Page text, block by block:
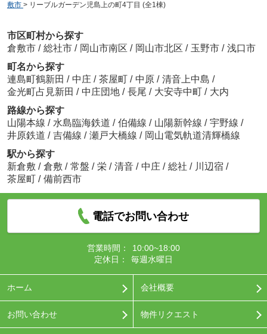
敷市 > リーブルガーデン児島上の町4丁目 (全1棟)
市区町村から探す
倉敷市 / 総社市 / 岡山市南区 / 岡山市北区 / 玉野市 / 浅口市
町名から探す
連島町鶴新田 / 中庄 / 茶屋町 / 中原 / 清音上中島 /
金光町占見新田 / 中庄団地 / 長尾 / 大安寺中町 / 大内
路線から探す
山陽本線 / 水島臨海鉄道 / 伯備線 / 山陽新幹線 / 宇野線 /
井原鉄道 / 吉備線 / 瀬戸大橋線 / 岡山電気軌道清輝橋線
駅から探す
新倉敷 / 倉敷 / 常盤 / 栄 / 清音 / 中庄 / 総社 / 川辺宿 /
茶屋町 / 備前西市
電話でお問い合わせ
営業時間：
10:00~18:00
定休日：
毎週水曜日
ホーム 会社概要
お問い合わせ 物件リクエスト